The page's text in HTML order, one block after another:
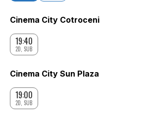
Cinema City Cotroceni
19:40
2D, SUB
Cinema City Sun Plaza
19:00
2D, SUB